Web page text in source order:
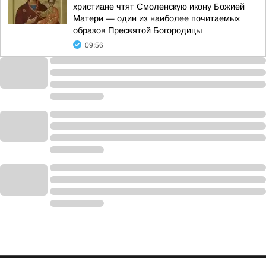
христиане чтят Смоленскую икону Божией
Матери — один из наиболее почитаемых
образов Пресвятой Богородицы
09:56